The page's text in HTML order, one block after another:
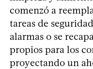
comenzó a
tareas de
alarmas o se
propios para los
proyectando un